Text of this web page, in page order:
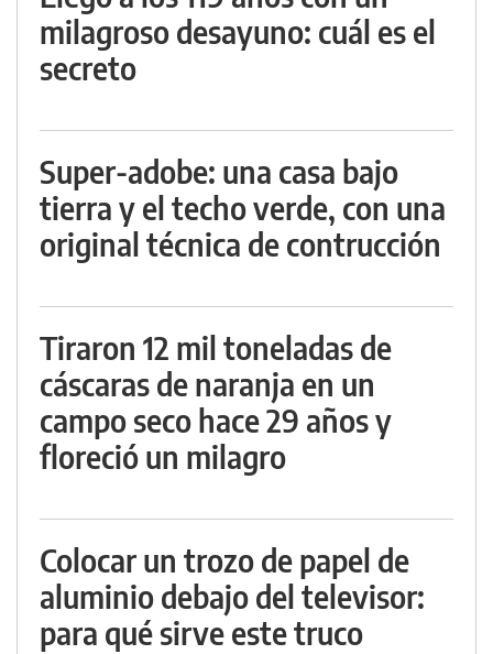
milagroso desayuno: cuál es el
secreto
Super-adobe: una casa bajo
tierra y el techo verde, con una
original técnica de contrucción
Tiraron 12 mil toneladas de
cáscaras de naranja en un
campo seco hace 29 años y
floreció un milagro
Colocar un trozo de papel de
aluminio debajo del televisor:
para qué sirve este truco